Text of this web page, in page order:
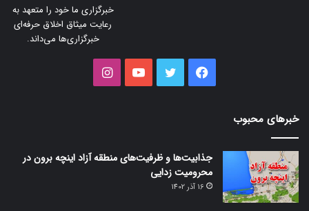
خبرگزاری ما خود را متعهد به
رعایت میثاق اخلاق حرفه‌ای
خبرگزاری‌ها می‌داند.
فیس
توییتر یوتیوب
خبرهای محبوب
جذابیت‌ها و ظرفیت‌های منطقه آزاد اینچه برون در
محرومیت زدایی
16 آذر 1402